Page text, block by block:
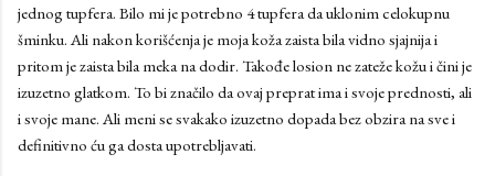
jednog tupfera. Bilo mi je potrebno 4 tupfera da uklonim celokupnu
šminku. Ali nakon korišćenja je moja koža zaista bila vidno sjajnija i
pritom je zaista bila meka na dodir. Takođe losion ne zateže kožu i čini je
izuzetno glatkom. To bi značilo da ovaj preprat ima i svoje prednosti, ali
i svoje mane. Ali meni se svakako izuzetno dopada bez obzira na sve i
definitivno ću ga dosta upotrebljavati.